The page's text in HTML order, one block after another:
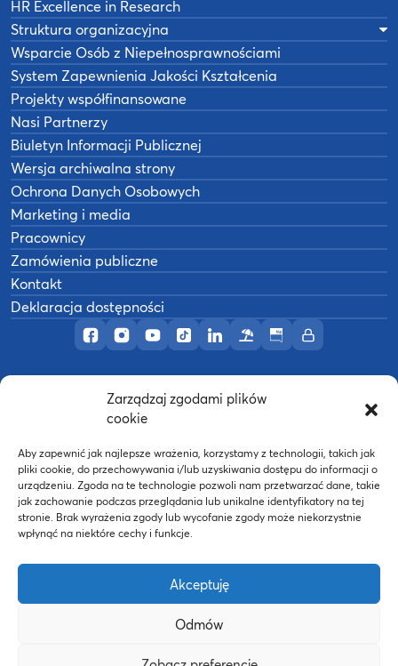
Zarządzaj zgodami plików
cookie
Aby zapewnić jak najlepsze wrażenia, korzystamy z technologii, takich jak
pliki cookie, do przechowywania i/lub uzyskiwania dostępu do informacji o
urządzeniu. Zgoda na te technologie pozwoli nam przetwarzać dane, takie
jak zachowanie podczas przeglądania lub unikalne identyfikatory na tej
stronie. Brak wyrażenia zgody lub wycofanie zgody może niekorzystnie
wpłynąć na niektóre cechy i funkcje.
Akceptuję
Odmów
Profil AWF Poznań w serwisie Facebook
Profil AWF Poznań w serwisie Instagram
Profil AWF Poznań w serwisie YouTube
Profil AWF Poznań w serwisie
Profil AWF Poznań w
OśrodekBiuletynIntranet
HR Excellence in Research
Struktura organizacyjna
Wsparcie Osób z Niepełnosprawnościami
System Zapewnienia Jakości Kształcenia
Projekty współfinansowane
Nasi Partnerzy
Biuletyn Informacji Publicznej
Wersja archiwalna strony
Ochrona Danych Osobowych
Marketing i media
Pracownicy
Zamówienia publiczne
Kontakt
Deklaracja dostępności
Akademia Wychowania Fizycznego w
Wykonanie: nFinity.pl